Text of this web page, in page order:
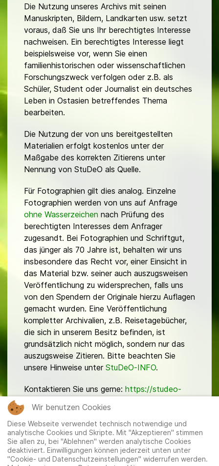
Die Nutzung unseres Archivs mit seinen
Manuskripten, Bildern, Landkarten usw. setzt
voraus, daß Sie uns Ihr berechtigtes Interesse
nachweisen. Ein berechtigtes Interesse liegt
beispielsweise vor, wenn Sie einen
familienhistorischen oder wissenschaftlichen
Forschungszweck verfolgen oder z.B. als
Schüler, Student oder Journalist ein deutsches
Leben in Ostasien betreffendes Thema
bearbeiten.
Die Nutzung der von uns bereitgestellten
Materialien erfolgt kostenlos unter der
Maßgabe des korrekten Zitierens unter
Nennung von StuDeO als Quelle.
Für Fotographien gilt dies analog. Einzelne
Fotographien werden von uns auf Anfrage
ohne Wasserzeichen nach Prüfung des
berechtigten Interesses dem Anfrager
zugesandt. Bei Fotographien und Schriftgut,
das jünger als 70 Jahre ist, behalten wir uns
insbesondere das Recht vor, einer Einsicht in
das Material bzw. seiner auch auszugsweisen
Veröffentlichung zu widersprechen, falls uns
von den Spendern der Originale hierzu Auflagen
gemacht wurden. Eine Veröffentlichung
kompletter Archivalien, z.B. Reisetagebücher,
die sich in unserem Besitz befinden, ist
grundsätzlich nicht möglich, sondern nur das
auszugsweise Zitieren. Bitte beachten Sie
unsere Hinweise unter StuDeO-INFO.
Kontaktieren Sie uns gerne: https://studeo-
Wir benutzen Cookies
Diese Webseite verwendet technisch notwendige und
analytische Cookies und Skripte. Mit "Akzeptieren" stimmen
Sie allen zu, bei "Ablehnen" werden analytische Cookies
deaktiviert. Einwilligungen können jederzeit unten unter
"Cookie- und Datenschutzeinstellungen" widerrufen werden.